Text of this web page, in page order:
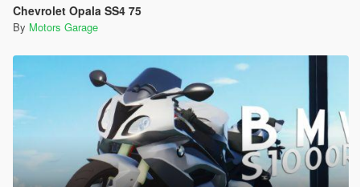
Chevrolet Opala SS4 75
By Motors Garage